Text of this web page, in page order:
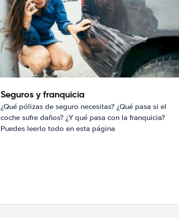
Seguros y franquicia
¿Qué pólizas de seguro necesitas? ¿Qué pasa si el
coche sufre daños? ¿Y qué pasa con la franquicia?
Puedes leerlo todo en esta página